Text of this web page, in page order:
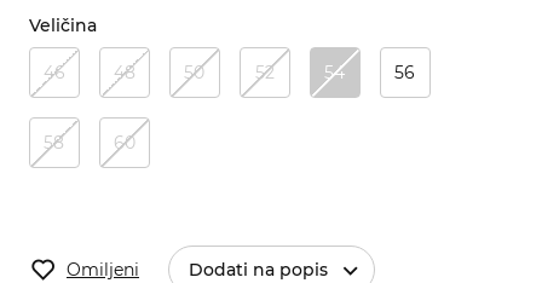
Veličina
46 48 50 52 54 56
58 60
Omiljeni Dodati na popis